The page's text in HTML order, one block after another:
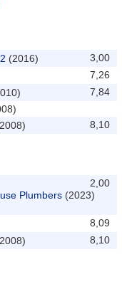
3,00
(2016)
7,26
7,84
8,10
2,00
Plumbers (2023)
8,09
8,10